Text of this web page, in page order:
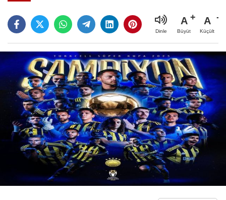
Dinle
A
Büyüt
A
Küçült